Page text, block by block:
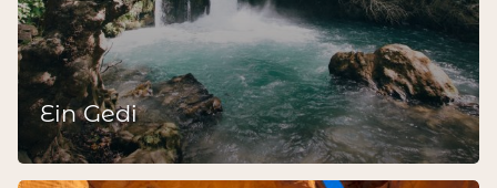
Ein Gedi